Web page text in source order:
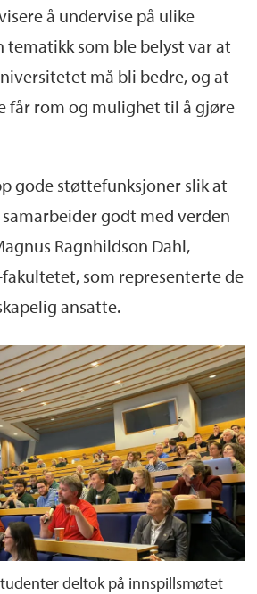
å undervise på ulike
tematikk som ble belyst var at
må bli bedre, og at
får rom og mulighet til å gjøre
gode støttefunksjoner slik at
godt med verden
Ragnhildson Dahl,
som representerte de
ansatte.
deltok på innspillsmøtet